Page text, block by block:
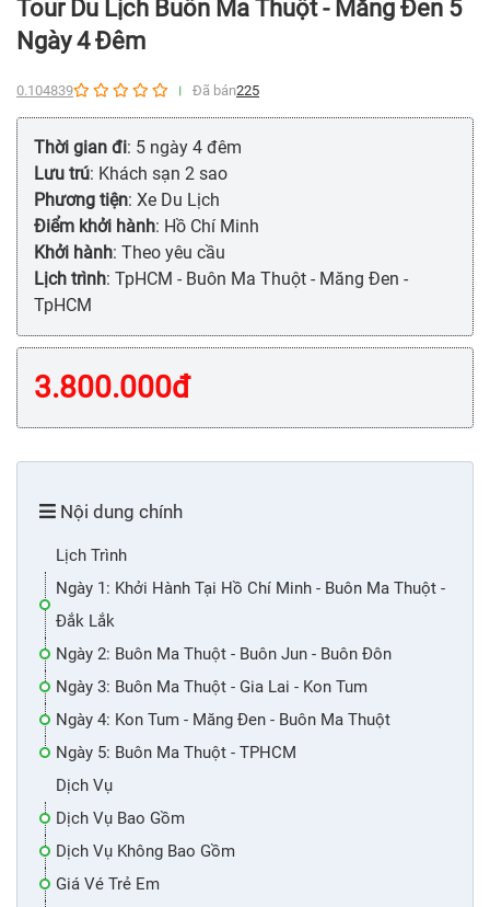
Tour Du Lịch Buôn Ma Thuột - Măng Đen 5
Ngày 4 Đêm
0.104839 Đã bán225
Thời gian đi: 5 ngày 4 đêm
Lưu trú: Khách sạn 2 sao
Phương tiện: Xe Du Lịch
Điểm khởi hành: Hồ Chí Minh
Khởi hành: Theo yêu cầu
Lịch trình: TpHCM - Buôn Ma Thuột - Măng Đen -
TpHCM
3.800.000đ
Nội dung chính
Lịch Trình
Ngày 1: Khởi Hành Tại Hồ Chí Minh - Buôn Ma Thuột -
Đắk Lắk
Ngày 2: Buôn Ma Thuột - Buôn Jun - Buôn Đôn
Ngày 3: Buôn Ma Thuột - Gia Lai - Kon Tum
Ngày 4: Kon Tum - Măng Đen - Buôn Ma Thuột
Ngày 5: Buôn Ma Thuột - TPHCM
Dịch Vụ
Dịch Vụ Bao Gồm
Dịch Vụ Không Bao Gồm
Giá Vé Trẻ Em